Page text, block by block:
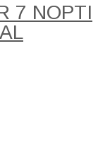
7 NOPTI